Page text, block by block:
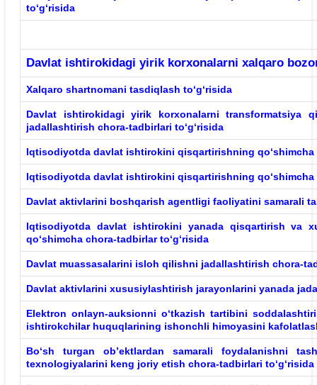
to‘g‘risida
Davlat ishtirokidagi yirik korxonalarni xalqaro
Xalqaro shartnomani tasdiqlash to‘g‘risida
Davlat
ishtirokidagi yirik korxonalarni transformatsiya
jadallashtirish chora-tadbirlari to‘g‘risida
Iqtisodiyotda davlat ishtirokini qisqartirishning qo‘shimcha
Iqtisodiyotda davlat ishtirokini qisqartirishning qo‘shimcha
Davlat aktivlarini boshqarish agentligi faoliyatini samarali
Iqtisodiyotda davlat ishtirokini yanada qisqartirish va
qo‘shimcha chora-tadbirlar to‘g‘risida
Davlat muassasalarini isloh qilishni jadallashtirish chora-
Davlat aktivlarini xususiylashtirish jarayonlarini yanada
Elektron onlayn-auksionni o‘tkazish tartibini
ishtirokchilar huquqlarining ishonchli himoyasini
Bo‘sh
turgan ob’ektlardan samarali foydalanishni
texnologiyalarini keng joriy etish chora-tadbirlari to‘g‘risida